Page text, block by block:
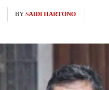
BY SAIDI HARTONO